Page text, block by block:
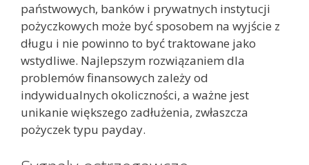
państwowych, banków i prywatnych instytucji
pożyczkowych może być sposobem na wyjście z
długu i nie powinno to być traktowane jako
wstydliwe. Najlepszym rozwiązaniem dla
problemów finansowych zależy od
indywidualnych okoliczności, a ważne jest
unikanie większego zadłużenia, zwłaszcza
pożyczek typu payday.